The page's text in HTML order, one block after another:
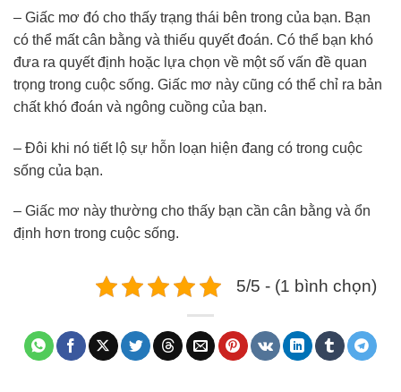
– Giấc mơ đó cho thấy trạng thái bên trong của bạn. Bạn
có thể mất cân bằng và thiếu quyết đoán. Có thể bạn khó
đưa ra quyết định hoặc lựa chọn về một số vấn đề quan
trọng trong cuộc sống. Giấc mơ này cũng có thể chỉ ra bản
chất khó đoán và ngông cuồng của bạn.
– Đôi khi nó tiết lộ sự hỗn loạn hiện đang có trong cuộc
sống của bạn.
– Giấc mơ này thường cho thấy bạn cần cân bằng và ổn
định hơn trong cuộc sống.
5/5 - (1 bình chọn)